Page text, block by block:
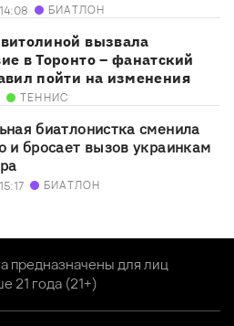
14:08 БИАТЛОН
вызвала
в Торонто – фанатский
пойти на изменения
ТЕННИС
биатлонистка сменила
и бросает вызов украинкам
15:17 БИАТЛОН
предназначены для лиц
21 года (21+)